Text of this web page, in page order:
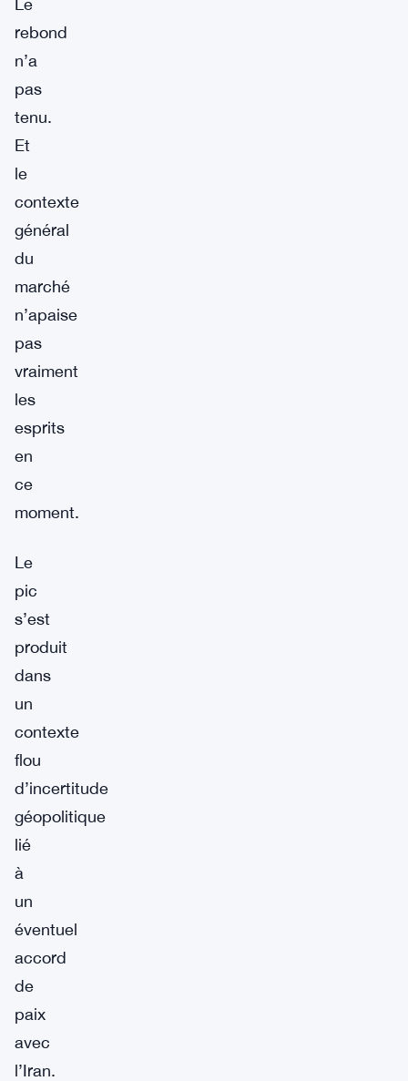
Le
rebond
n’a
pas
tenu.
Et
le
contexte
général
du
marché
n’apaise
pas
vraiment
les
esprits
en
ce
moment.
Le
pic
s’est
produit
dans
un
contexte
flou
d’incertitude
géopolitique
lié
à
un
éventuel
accord
de
paix
avec
l’Iran.